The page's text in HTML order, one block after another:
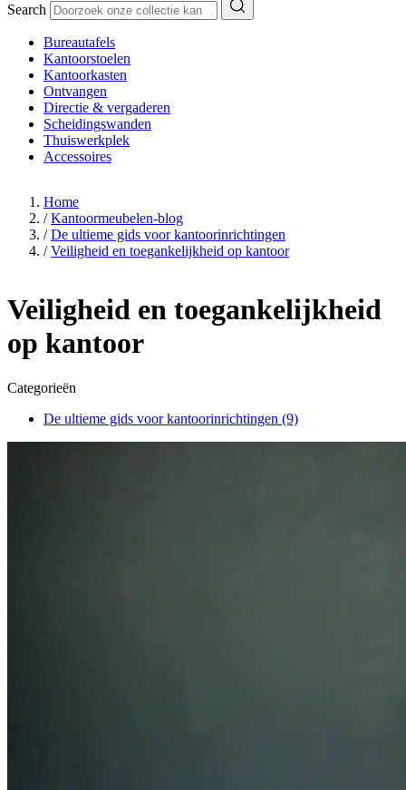
Search
Bureautafels
Kantoorstoelen
Kantoorkasten
Ontvangen
Directie & vergaderen
Scheidingswanden
Thuiswerkplek
Accessoires
Home
/ Kantoormeubelen-blog
/ De ultieme gids voor kantoorinrichtingen
/ Veiligheid en toegankelijkheid op kantoor
Veiligheid en toegankelijkheid
op kantoor
Categorieën
De ultieme gids voor kantoorinrichtingen (9)